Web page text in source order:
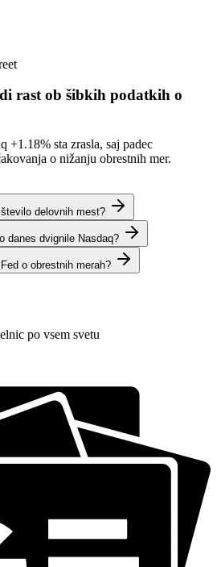
rast ob šibkih podatkih o
+1.18% sta zrasla, saj padec
o nižanju obrestnih mer.
delovnih mest?
danes dvignile Nasdaq?
o obrestnih merah?
po vsem svetu